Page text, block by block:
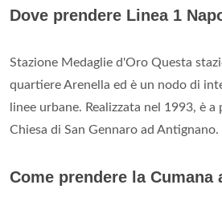
Dove prendere Linea 1
Stazione Medaglie d'Oro Questa
quartiere Arenella ed è un nodo di
linee urbane. Realizzata nel 1993, è a
Chiesa di San Gennaro ad Antignano.
Come prendere la Cumana